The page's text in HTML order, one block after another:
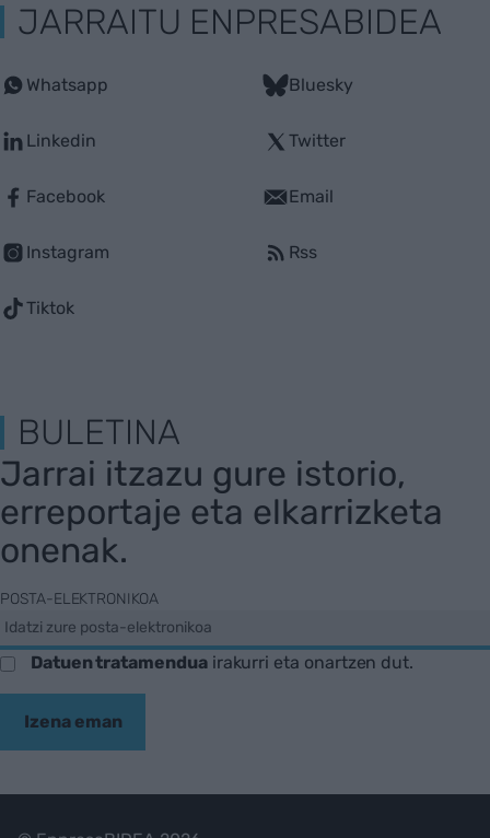
JARRAITU ENPRESABIDEA
Whatsapp
Linkedin
Facebook
Instagram
Tiktok
Bluesky
Twitter
Email
Rss
BULETINA
Jarrai itzazu gure istorio,
erreportaje eta elkarrizketa
onenak.
POSTA-ELEKTRONIKOA
Datuen tratamenduairakurri eta onartzen dut.
Izena eman